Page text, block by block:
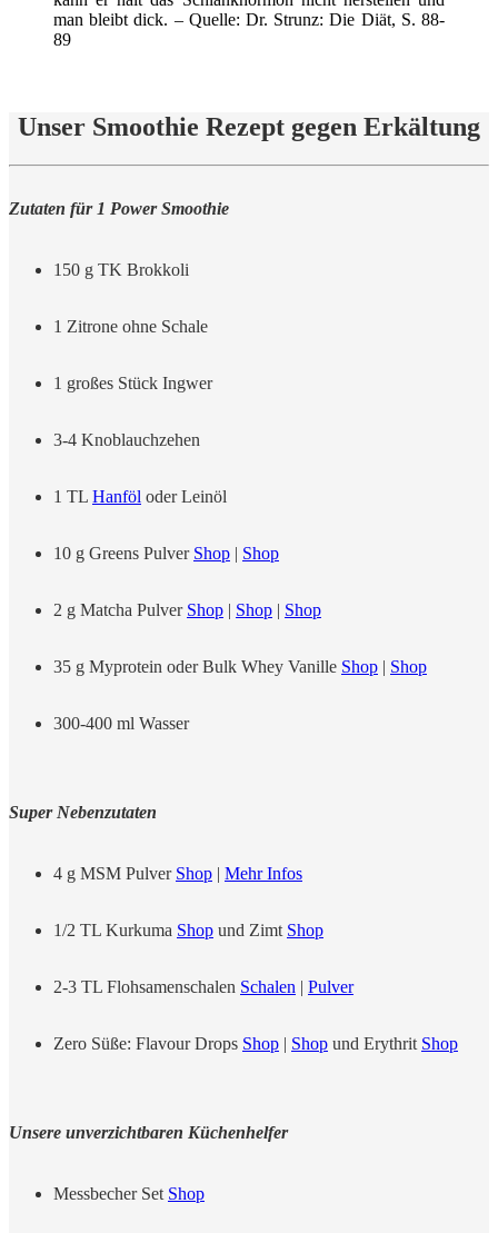
man bleibt dick. – Quelle: Dr. Strunz: Die Diät, S. 88-
89
Unser Smoothie Rezept gegen Erkältung
Zutaten für 1 Power Smoothie
150 g TK Brokkoli
1 Zitrone ohne Schale
1 großes Stück Ingwer
3-4 Knoblauchzehen
1 TL Hanföl oder Leinöl
10 g Greens Pulver Shop | Shop
2 g Matcha Pulver Shop | Shop | Shop
35 g Myprotein oder Bulk Whey Vanille Shop | Shop
300-400 ml Wasser
Super Nebenzutaten
4 g MSM Pulver Shop | Mehr Infos
1/2 TL Kurkuma Shop und Zimt Shop
2-3 TL Flohsamenschalen Schalen | Pulver
Zero Süße: Flavour Drops Shop | Shop und Erythrit Shop
Unsere unverzichtbaren Küchenhelfer
Messbecher Set Shop